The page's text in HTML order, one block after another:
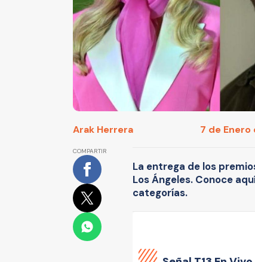
Arak Herrera 7 de Enero
COMPARTIR
La entrega de los
Los Ángeles. Conoce
categorías.